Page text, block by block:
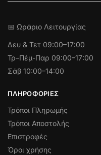
📅 Ωράριο Λειτουργίας
Δευ & Τετ 09:00–17:00
Τρ–Πέμ-Παρ 09:00–17:00
Σάβ 10:00–14:00
ΠΛΗΡΟΦΟΡΊΕΣ
Τρόποι Πληρωμής
Τρόποι Αποστολής
Επιστροφές
Όροι χρήσης